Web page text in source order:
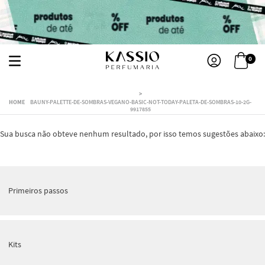
0
BAUNY-PALETTE-DE-SOMBRAS-VEGANO-BASIC-NOT-TODAY-PALETA-DE-SOMBRAS-10-2G-
9917855
Sua busca não obteve nenhum resultado, por isso temos sugestões abaixo:
Primeiros passos
Kits